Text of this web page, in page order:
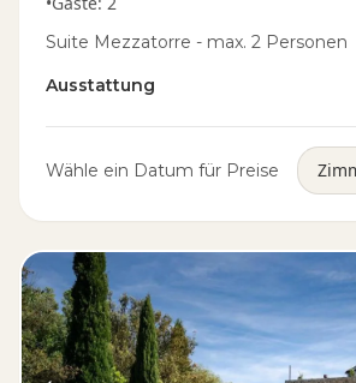
Suite Mezzatorre - max. 2 Personen
Ausstattung
Wähle ein Datum für Preise